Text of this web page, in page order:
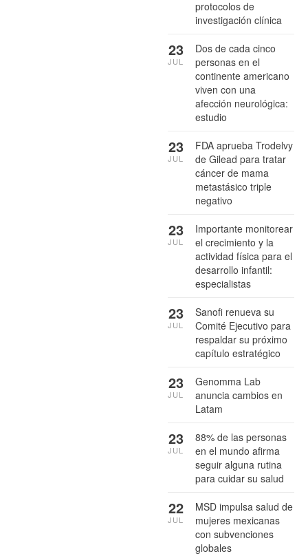
protocolos de
investigación clínica
Dos de cada cinco
personas en el
continente americano
viven con una
afección neurológica:
estudio
23
JUL
FDA aprueba Trodelvy
de Gilead para tratar
cáncer de mama
metastásico triple
negativo
23
JUL
Importante monitorear
el crecimiento y la
actividad física para el
desarrollo infantil:
especialistas
23
JUL
Sanofi renueva su
Comité Ejecutivo para
respaldar su próximo
capítulo estratégico
23
JUL
Genomma Lab
anuncia cambios en
Latam
23
JUL
88% de las personas
en el mundo afirma
seguir alguna rutina
para cuidar su salud
23
JUL
MSD impulsa salud de
mujeres mexicanas
con subvenciones
globales
22
JUL